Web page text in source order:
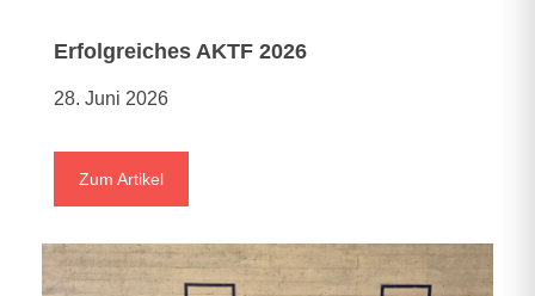
Erfolgreiches AKTF 2026
28. Juni 2026
Zum Artikel